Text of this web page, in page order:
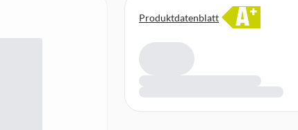
A+
Produktdatenblatt